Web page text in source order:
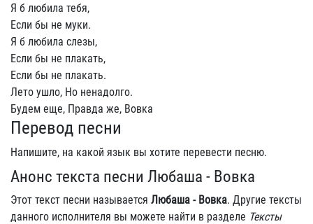
Я б любила тебя,
Если бы не муки.
Я б любила слезы,
Если бы не плакать,
Если бы не плакать.
Лето ушло, Но ненадолго.
Будем еще, Правда же, Вовка
Перевод песни
Напишите, на какой язык вы хотите перевести песню.
Анонс текста песни Любаша - Вовка
Этот текст песни называется Любаша - Вовка. Другие тексты
данного исполнителя вы можете найти в разделе Тексты